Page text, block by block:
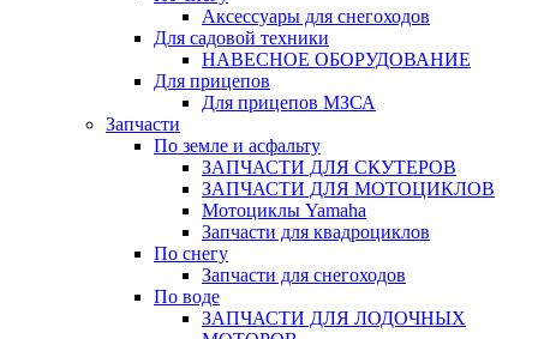
Аксессуары для снегоходов
Для садовой техники
НАВЕСНОЕ ОБОРУДОВАНИЕ
Для прицепов
Для прицепов МЗСА
Запчасти
По земле и асфальту
ЗАПЧАСТИ ДЛЯ СКУТЕРОВ
ЗАПЧАСТИ ДЛЯ МОТОЦИКЛОВ
Мотоциклы Yamaha
Запчасти для квадроциклов
По снегу
Запчасти для снегоходов
По воде
ЗАПЧАСТИ ДЛЯ ЛОДОЧНЫХ